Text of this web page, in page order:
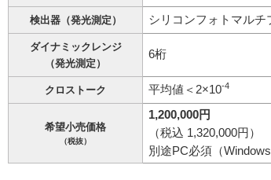
検出器（発光測定） シリコンフォトマルチ
ダイナミックレンジ
（発光測定）
6桁
クロストーク 平均値＜2×10-4
希望小売価格
（税抜）
1,200,000円
（税込 1,320,000円）
別途PC必須（Windows